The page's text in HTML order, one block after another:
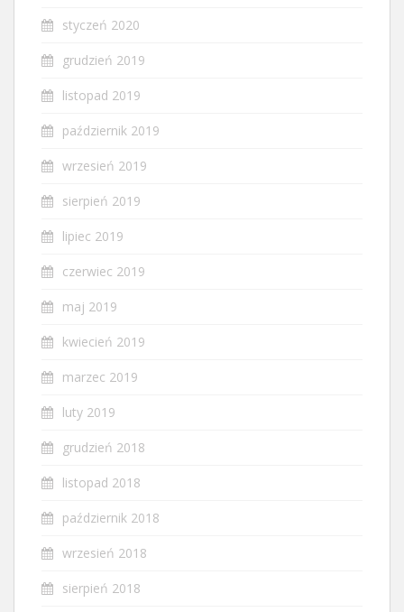
styczeń 2020
grudzień 2019
listopad 2019
październik 2019
wrzesień 2019
sierpień 2019
lipiec 2019
czerwiec 2019
maj 2019
kwiecień 2019
marzec 2019
luty 2019
grudzień 2018
listopad 2018
październik 2018
wrzesień 2018
sierpień 2018